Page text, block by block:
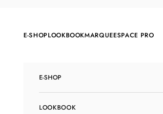
E-SHOPLOOKBOOKMARQUEESPACE PRO
E-SHOP
LOOKBOOK